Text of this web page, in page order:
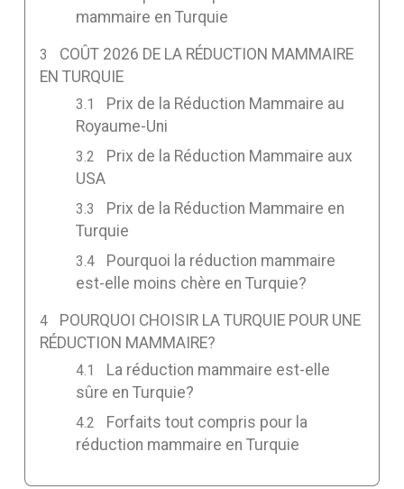
mammaire en Turquie
COÛT 2026 DE LA RÉDUCTION MAMMAIRE
EN TURQUIE
Prix de la Réduction Mammaire au
Royaume-Uni
Prix de la Réduction Mammaire aux
USA
Prix de la Réduction Mammaire en
Turquie
Pourquoi la réduction mammaire
est-elle moins chère en Turquie?
POURQUOI CHOISIR LA TURQUIE POUR UNE
RÉDUCTION MAMMAIRE?
La réduction mammaire est-elle
sûre en Turquie?
Forfaits tout compris pour la
réduction mammaire en Turquie